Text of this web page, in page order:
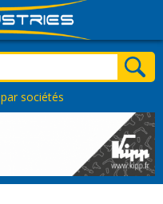
par sociétés